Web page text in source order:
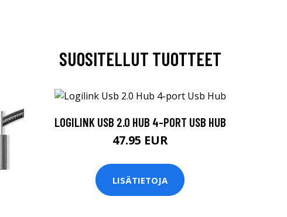
SUOSITELLUT TUOTTEET
LOGILINK USB 2.0 HUB 4-PORT USB HUB
47.95 EUR
LISÄTIETOJA